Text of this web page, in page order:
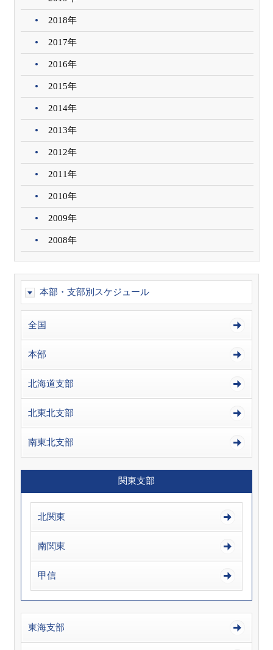
2018年
2017年
2016年
2015年
2014年
2013年
2012年
2011年
2010年
2009年
2008年
本部・支部別スケジュール
全国
本部
北海道支部
北東北支部
南東北支部
関東支部
北関東
南関東
甲信
東海支部